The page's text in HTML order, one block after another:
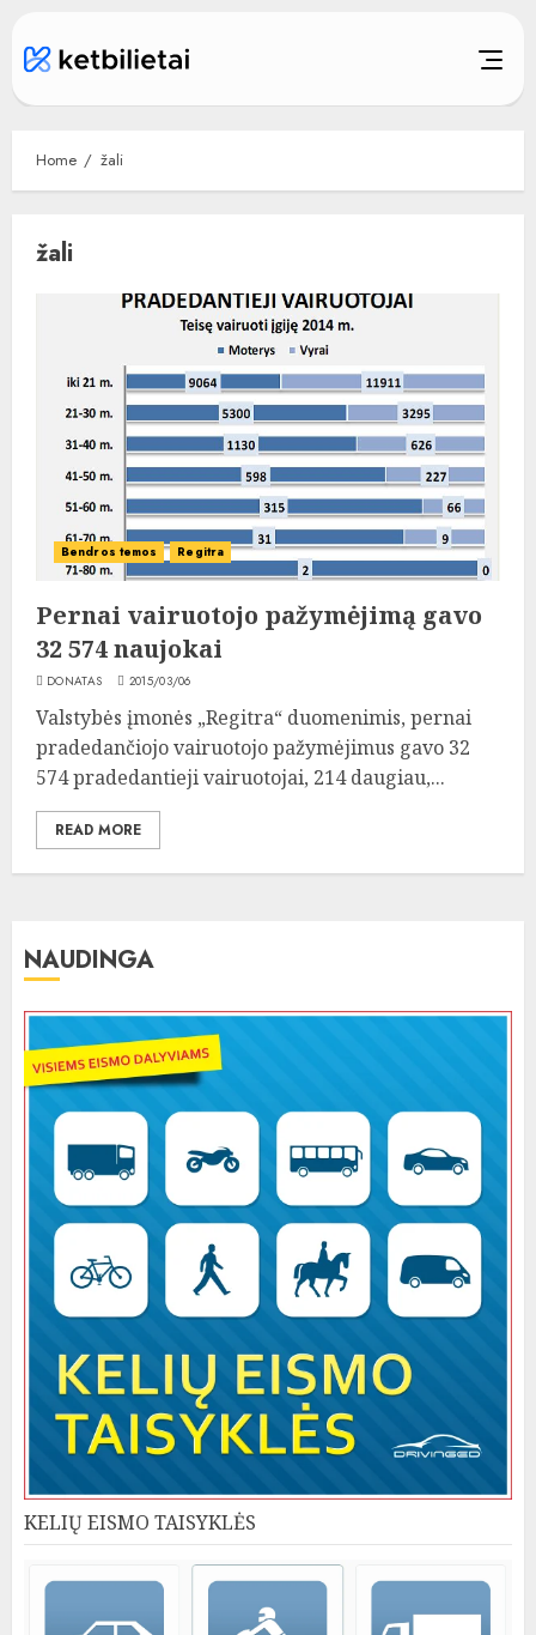
content
Home žali
žali
Bendros temos Regitra
Pernai vairuotojo pažymėjimą gavo
32 574 naujokai
DONATAS 2015/03/06
Valstybės įmonės „Regitra“ duomenimis, pernai
pradedančiojo vairuotojo pažymėjimus gavo 32
574 pradedantieji vairuotojai, 214 daugiau,...
READ MORE
NAUDINGA
KELIŲ EISMO TAISYKLĖS